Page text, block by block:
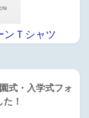
Ｔシャツ
式・入学式フォ
！